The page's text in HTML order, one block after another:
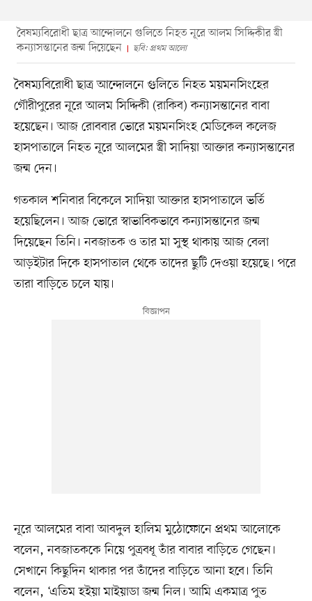
বৈষম্যবিরোধী ছাত্র আন্দোলনে গুলিতে নিহত নূরে আলম সিদ্দিকীর স্ত্রী
কন্যাসন্তানের জন্ম দিয়েছেন
ছবি: প্রথম আলো
বৈষম্যবিরোধী ছাত্র আন্দোলনে গুলিতে নিহত ময়মনসিংহের
গৌরীপুরের নূরে আলম সিদ্দিকী (রাকিব) কন্যাসন্তানের বাবা
হয়েছেন। আজ রোববার ভোরে ময়মনসিংহ মেডিকেল কলেজ
হাসপাতালে নিহত নূরে আলমের স্ত্রী সাদিয়া আক্তার কন্যাসন্তানের
জন্ম দেন।
গতকাল শনিবার বিকেলে সাদিয়া আক্তার হাসপাতালে ভর্তি
হয়েছিলেন। আজ ভোরে স্বাভাবিকভাবে কন্যাসন্তানের জন্ম
দিয়েছেন তিনি। নবজাতক ও তার মা সুস্থ থাকায় আজ বেলা
আড়ইটার দিকে হাসপাতাল থেকে তাদের ছুটি দেওয়া হয়েছে। পরে
তারা বাড়িতে চলে যায়।
নূরে আলমের বাবা আবদুল হালিম মুঠোফোনে প্রথম আলোকে
বলেন, নবজাতককে নিয়ে পুত্রবধূ তাঁর বাবার বাড়িতে গেছেন।
সেখানে কিছুদিন থাকার পর তাঁদের বাড়িতে আনা হবে। তিনি
বলেন, ‘এতিম হইয়া মাইয়াডা জন্ম নিল। আমি একমাত্র পুত